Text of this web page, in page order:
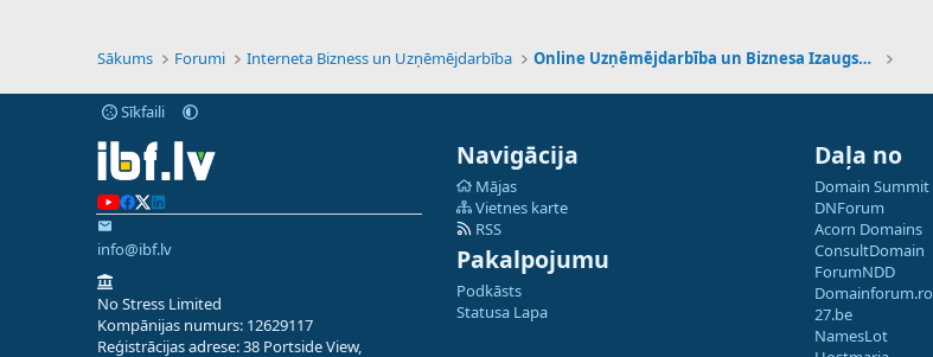
Sākums Forumi Interneta Bizness un Uzņēmējdarbība Online Uzņēmējdarbība un Biznesa Izaugsme
Sīkfaili
info@ibf.lv
No Stress Limited
Kompānijas numurs: 12629117
Reģistrācijas adrese: 38 Portside View,
Navigācija
Mājas
Vietnes karte
RSS
Pakalpojumu
Podkāsts
Statusa Lapa
Daļa no
Domain Summit
DNForum
Acorn Domains
ConsultDomain
ForumNDD
Domainforum.ro
27.be
NamesLot